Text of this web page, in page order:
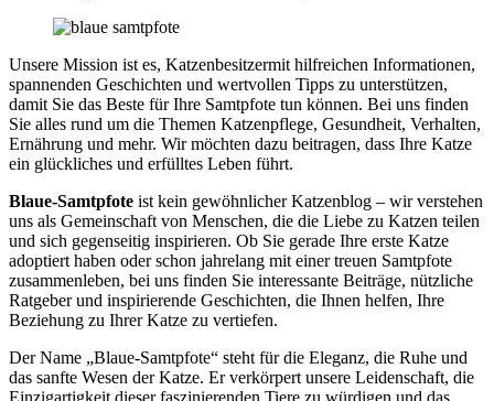
Unsere Mission ist es, Katzenbesitzermit hilfreichen Informationen,
spannenden Geschichten und wertvollen Tipps zu unterstützen,
damit Sie das Beste für Ihre Samtpfote tun können. Bei uns finden
Sie alles rund um die Themen Katzenpflege, Gesundheit, Verhalten,
Ernährung und mehr. Wir möchten dazu beitragen, dass Ihre Katze
ein glückliches und erfülltes Leben führt.
Blaue-Samtpfote ist kein gewöhnlicher Katzenblog – wir verstehen
uns als Gemeinschaft von Menschen, die die Liebe zu Katzen teilen
und sich gegenseitig inspirieren. Ob Sie gerade Ihre erste Katze
adoptiert haben oder schon jahrelang mit einer treuen Samtpfote
zusammenleben, bei uns finden Sie interessante Beiträge, nützliche
Ratgeber und inspirierende Geschichten, die Ihnen helfen, Ihre
Beziehung zu Ihrer Katze zu vertiefen.
Der Name „Blaue-Samtpfote“ steht für die Eleganz, die Ruhe und
das sanfte Wesen der Katze. Er verkörpert unsere Leidenschaft, die
Einzigartigkeit dieser faszinierenden Tiere zu würdigen und das